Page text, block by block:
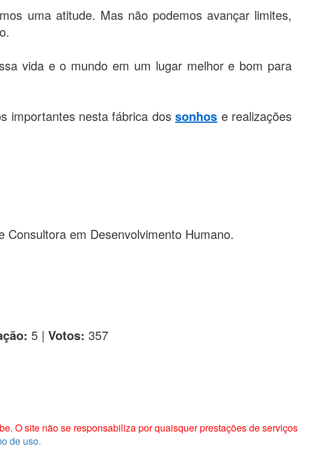
uma atitude. Mas não podemos avançar limites,
vida e o mundo em um lugar melhor e bom para
importantes nesta fábrica dossonhos e realizações
em Desenvolvimento Humano.
5| Votos: 357
O site não se responsabiliza por quaisquer prestações de serviços
de uso.